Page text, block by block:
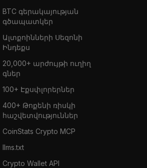
BTC գերակայության
գծապատկեր
Ալտքոինների Սեզոնի
Ինդեքս
20,000+ արժույթի ուղիղ
գներ
100+ Էքսփլորերներ
400+ Թոքենի ռիսկի
հաշվետվություններ
CoinStats Crypto MCP
llms.txt
Crypto Wallet API